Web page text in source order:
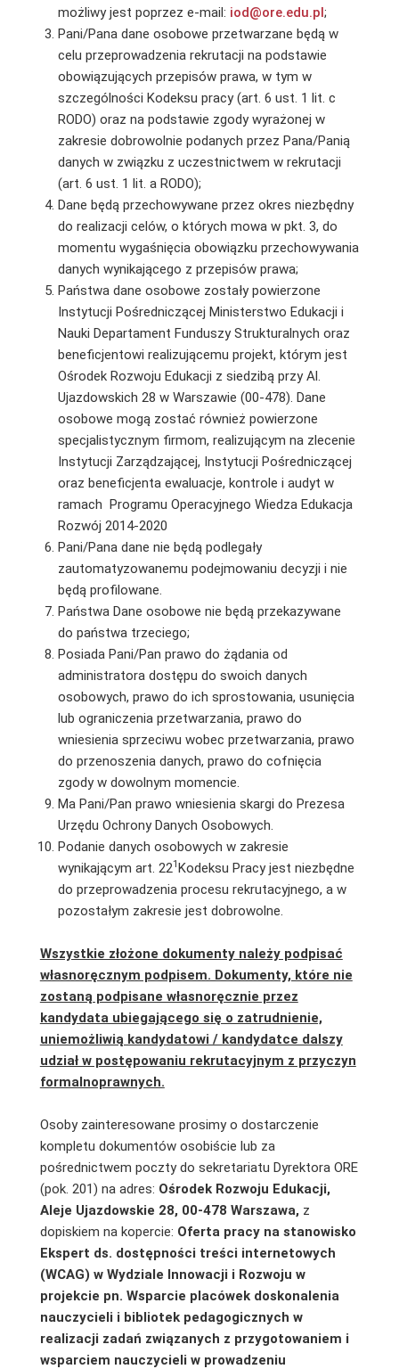
możliwy jest poprzez e-mail: iod@ore.edu.pl;
Pani/Pana dane osobowe przetwarzane będą w
celu przeprowadzenia rekrutacji na podstawie
obowiązujących przepisów prawa, w tym w
szczególności Kodeksu pracy (art. 6 ust. 1 lit. c
RODO) oraz na podstawie zgody wyrażonej w
zakresie dobrowolnie podanych przez Pana/Panią
danych w związku z uczestnictwem w rekrutacji
(art. 6 ust. 1 lit. a RODO);
Dane będą przechowywane przez okres niezbędny
do realizacji celów, o których mowa w pkt. 3, do
momentu wygaśnięcia obowiązku przechowywania
danych wynikającego z przepisów prawa;
Państwa dane osobowe zostały powierzone
Instytucji Pośredniczącej Ministerstwo Edukacji i
Nauki Departament Funduszy Strukturalnych oraz
beneficjentowi realizującemu projekt, którym jest
Ośrodek Rozwoju Edukacji z siedzibą przy Al.
Ujazdowskich 28 w Warszawie (00-478). Dane
osobowe mogą zostać również powierzone
specjalistycznym firmom, realizującym na zlecenie
Instytucji Zarządzającej, Instytucji Pośredniczącej
oraz beneficjenta ewaluacje, kontrole i audyt w
ramach Programu Operacyjnego Wiedza Edukacja
Rozwój 2014-2020
Pani/Pana dane nie będą podlegały
zautomatyzowanemu podejmowaniu decyzji i nie
będą profilowane.
Państwa Dane osobowe nie będą przekazywane
do państwa trzeciego;
Posiada Pani/Pan prawo do żądania od
administratora dostępu do swoich danych
osobowych, prawo do ich sprostowania, usunięcia
lub ograniczenia przetwarzania, prawo do
wniesienia sprzeciwu wobec przetwarzania, prawo
do przenoszenia danych, prawo do cofnięcia
zgody w dowolnym momencie.
Ma Pani/Pan prawo wniesienia skargi do Prezesa
Urzędu Ochrony Danych Osobowych.
Podanie danych osobowych w zakresie
wynikającym art. 221Kodeksu Pracy jest niezbędne
do przeprowadzenia procesu rekrutacyjnego, a w
pozostałym zakresie jest dobrowolne.
Wszystkie złożone dokumenty należy podpisać
własnoręcznym podpisem. Dokumenty, które nie
zostaną podpisane własnoręcznie przez
kandydata ubiegającego się o zatrudnienie,
uniemożliwią kandydatowi / kandydatce dalszy
udział w postępowaniu rekrutacyjnym z przyczyn
formalnoprawnych.
Osoby zainteresowane prosimy o dostarczenie
kompletu dokumentów osobiście lub za
pośrednictwem poczty do sekretariatu Dyrektora ORE
(pok. 201) na adres: Ośrodek Rozwoju Edukacji,
Aleje Ujazdowskie 28, 00-478 Warszawa, z
dopiskiem na kopercie: Oferta pracy na stanowisko
Ekspert ds. dostępności treści internetowych
(WCAG) w Wydziale Innowacji i Rozwoju w
projekcie pn. Wsparcie placówek doskonalenia
nauczycieli i bibliotek pedagogicznych w
realizacji zadań związanych z przygotowaniem i
wsparciem nauczycieli w prowadzeniu